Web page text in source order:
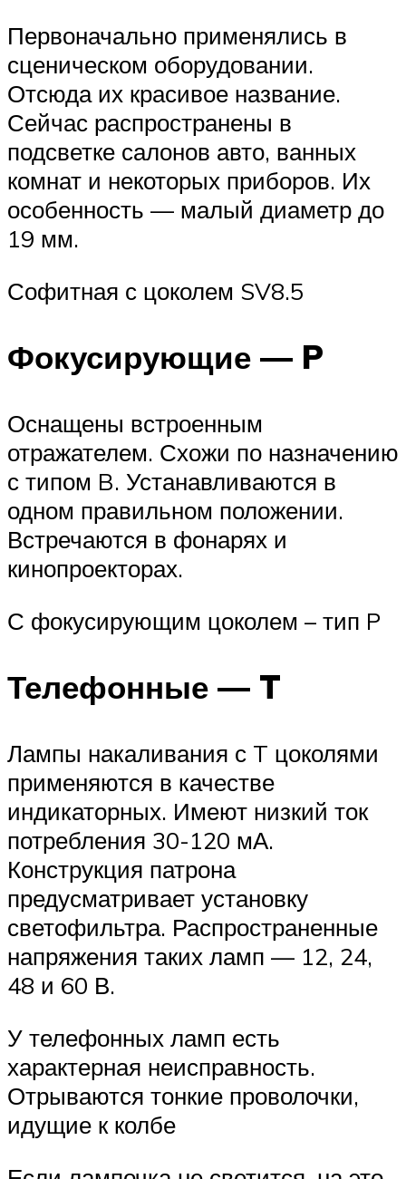
Первоначально применялись в
сценическом оборудовании.
Отсюда их красивое название.
Сейчас распространены в
подсветке салонов авто, ванных
комнат и некоторых приборов. Их
особенность — малый диаметр до
19 мм.
Софитная с цоколем SV8.5
Фокусирующие — P
Оснащены встроенным
отражателем. Схожи по назначению
с типом B. Устанавливаются в
одном правильном положении.
Встречаются в фонарях и
кинопроекторах.
С фокусирующим цоколем – тип P
Телефонные — T
Лампы накаливания с T цоколями
применяются в качестве
индикаторных. Имеют низкий ток
потребления 30-120 мА.
Конструкция патрона
предусматривает установку
светофильтра. Распространенные
напряжения таких ламп — 12, 24,
48 и 60 В.
У телефонных ламп есть
характерная неисправность.
Отрываются тонкие проволочки,
идущие к колбе